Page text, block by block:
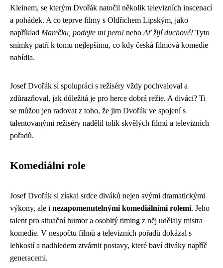
Kleinem, se kterým Dvořák natočil několik televizních inscenací
a pohádek. A co teprve filmy s Oldřichem Lipským, jako
například Marečku, podejte mi pero! nebo Ať žijí duchové! Tyto
snímky patří k tomu nejlepšímu, co kdy česká filmová komedie
nabídla.
Josef Dvořák si spolupráci s režiséry vždy pochvaloval a
zdůrazňoval, jak důležitá je pro herce dobrá režie. A diváci? Ti
se můžou jen radovat z toho, že jim Dvořák ve spojení s
talentovanými režiséry nadělil tolik skvělých filmů a televizních
pořadů.
Komediální role
Josef Dvořák si získal srdce diváků nejen svými dramatickými
výkony, ale i nezapomenutelnými komediálními rolemi. Jeho
talent pro situační humor a osobitý timing z něj udělaly mistra
komedie. V nespočtu filmů a televizních pořadů dokázal s
lehkostí a nadhledem ztvárnit postavy, které baví diváky napříč
generacemi.